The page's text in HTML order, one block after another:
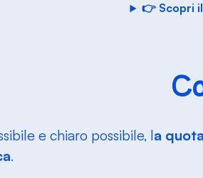
👉 Scopri
e chiaro possibile, la
.